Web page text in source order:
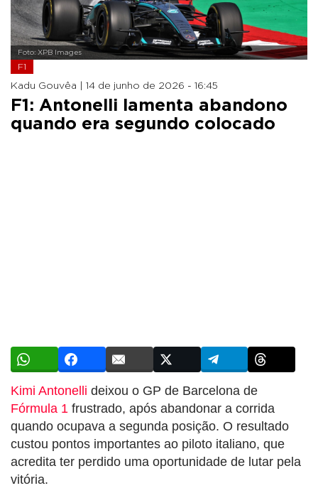
Foto: XPB Images
F1
Kadu Gouvêa | 14 de junho de 2026 - 16:45
F1: Antonelli lamenta abandono
quando era segundo colocado
Kimi Antonelli deixou o GP de Barcelona de
Fórmula 1 frustrado, após abandonar a corrida
quando ocupava a segunda posição. O resultado
custou pontos importantes ao piloto italiano, que
acredita ter perdido uma oportunidade de lutar pela
vitória.